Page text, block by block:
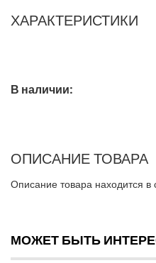
ХАРАКТЕРИСТИКИ
В наличии:
ОПИСАНИЕ ТОВАРА
Описание товара находится в
МОЖЕТ БЫТЬ